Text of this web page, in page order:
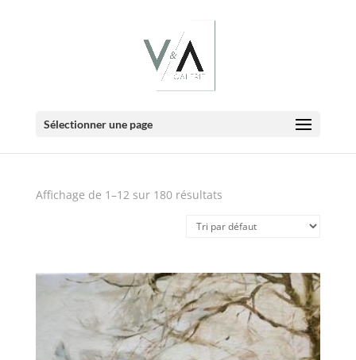
Sélectionner une page
E-Boutique
Affichage de 1–12 sur 180 résultats